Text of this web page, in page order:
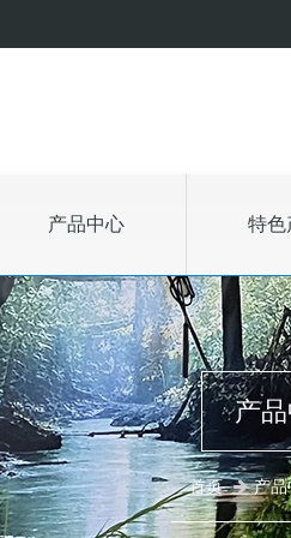
产品中心 特色
产
首页 产品